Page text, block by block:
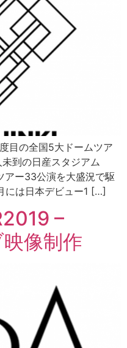
目の全国5大ドームツア
到の日産スタジアム
アー33公演を大盛況で駆
には日本デビュー1 […]
–
像制作